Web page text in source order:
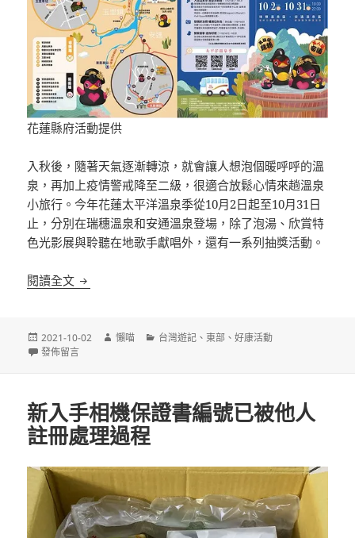
花蓮縣府活動提供
入秋後，隨著天氣逐漸轉涼，就會讓人想泡個暖呼呼的溫
泉，再加上疫情警戒降至二級，很適合放鬆心情來趟溫泉
小旅行。今年花蓮太平洋溫泉季從10月2日起至10月31日
止，分別在瑞穗溫泉和安通溫泉登場，除了泡湯、欣賞特
色光影展與聆聽在地歌手獻唱外，還有一系列抽獎活動。
閱讀全文 2021花蓮太平洋溫泉季 英雄美人 雙泉濯暖
發
佈
2021-10-02
作
懶喵
分
台灣遊記 、東部 、好康活動
在〈2021花蓮太平洋溫泉季 英雄美人 雙泉濯暖〉
發佈留言
新入手相機保證書編號已被他人
註冊處理過程